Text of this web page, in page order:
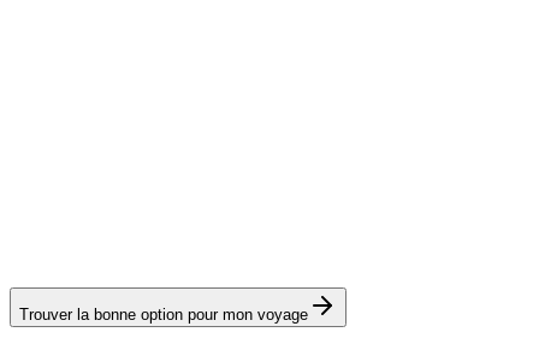
Trouver la bonne option pour mon voyage